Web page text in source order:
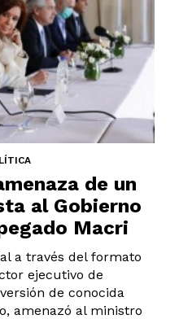
de un
al Gobierno
Macri
a través del formato
ejecutivo de
de conocida
amenazó al ministro